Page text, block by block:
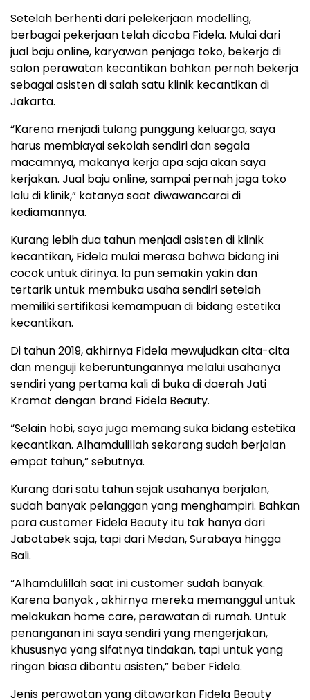
Setelah berhenti dari pelekerjaan modelling,
berbagai pekerjaan telah dicoba Fidela. Mulai dari
jual baju online, karyawan penjaga toko, bekerja di
salon perawatan kecantikan bahkan pernah bekerja
sebagai asisten di salah satu klinik kecantikan di
Jakarta.
“Karena menjadi tulang punggung keluarga, saya
harus membiayai sekolah sendiri dan segala
macamnya, makanya kerja apa saja akan saya
kerjakan. Jual baju online, sampai pernah jaga toko
lalu di klinik,” katanya saat diwawancarai di
kediamannya.
Kurang lebih dua tahun menjadi asisten di klinik
kecantikan, Fidela mulai merasa bahwa bidang ini
cocok untuk dirinya. Ia pun semakin yakin dan
tertarik untuk membuka usaha sendiri setelah
memiliki sertifikasi kemampuan di bidang estetika
kecantikan.
Di tahun 2019, akhirnya Fidela mewujudkan cita-cita
dan menguji keberuntungannya melalui usahanya
sendiri yang pertama kali di buka di daerah Jati
Kramat dengan brand Fidela Beauty.
“Selain hobi, saya juga memang suka bidang estetika
kecantikan. Alhamdulillah sekarang sudah berjalan
empat tahun,” sebutnya.
Kurang dari satu tahun sejak usahanya berjalan,
sudah banyak pelanggan yang menghampiri. Bahkan
para customer Fidela Beauty itu tak hanya dari
Jabotabek saja, tapi dari Medan, Surabaya hingga
Bali.
“Alhamdulillah saat ini customer sudah banyak.
Karena banyak , akhirnya mereka memanggul untuk
melakukan home care, perawatan di rumah. Untuk
penanganan ini saya sendiri yang mengerjakan,
khususnya yang sifatnya tindakan, tapi untuk yang
ringan biasa dibantu asisten,” beber Fidela.
Jenis perawatan yang ditawarkan Fidela Beauty